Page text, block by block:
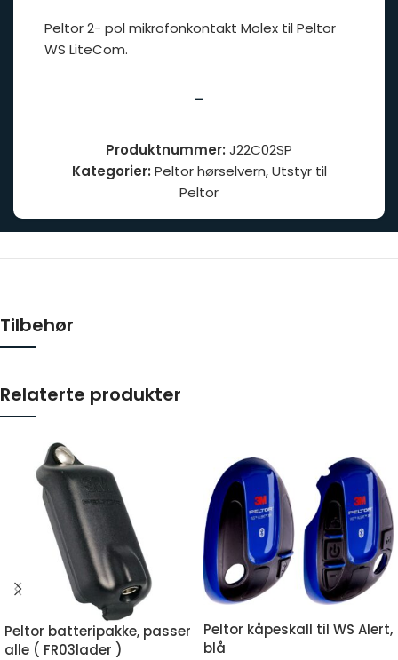
Peltor 2- pol mikrofonkontakt Molex til Peltor
WS LiteCom.
-
Produktnummer: J22C02SP
Kategorier: Peltor hørselvern, Utstyr til
Peltor
Tilbehør
Relaterte produkter
Peltor batteripakke, passer
alle ( FR03lader )
Peltor kåpeskall til WS Alert,
blå